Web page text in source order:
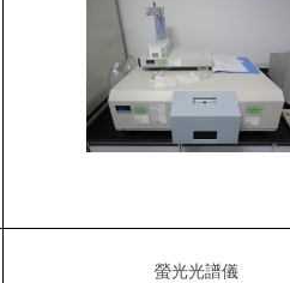
螢光光譜儀